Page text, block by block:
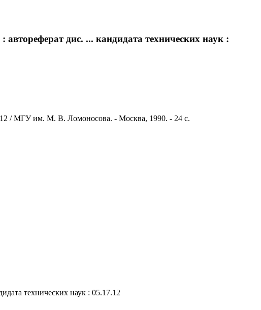
дис. ... кандидата технических наук :
/ МГУ им. М. В. Ломоносова. - Москва, 1990. - 24 с.
технических наук : 05.17.12